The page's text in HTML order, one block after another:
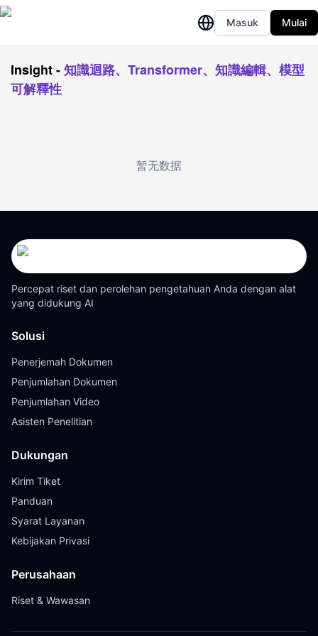
Masuk Mulai
Insight-知識迴路、Transformer、知識編輯、模型
可解釋性
暂无数据
Percepat riset dan perolehan pengetahuan Anda dengan alat
yang didukung AI
Solusi
Penerjemah Dokumen
Penjumlahan Dokumen
Penjumlahan Video
Asisten Penelitian
Dukungan
Kirim Tiket
Panduan
Syarat Layanan
Kebijakan Privasi
Perusahaan
Riset & Wawasan